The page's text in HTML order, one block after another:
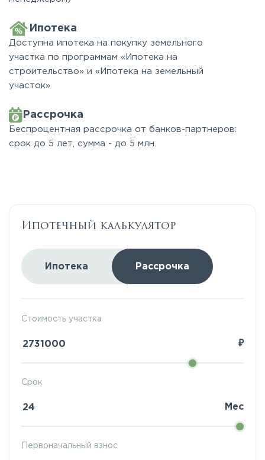
Ипотека
Доступна ипотека на покупку земельного
участка по программам «Ипотека на
строительство» и «Ипотека на земельный
участок»
Рассрочка
Беспроцентная рассрочка от банков-партнеров:
срок до 5 лет, сумма - до 5 млн.
Ипотечный калькулятор
Ипотека Рассрочка
Стоимость участка
₽
Первоначальный взнос
Срок
Мес